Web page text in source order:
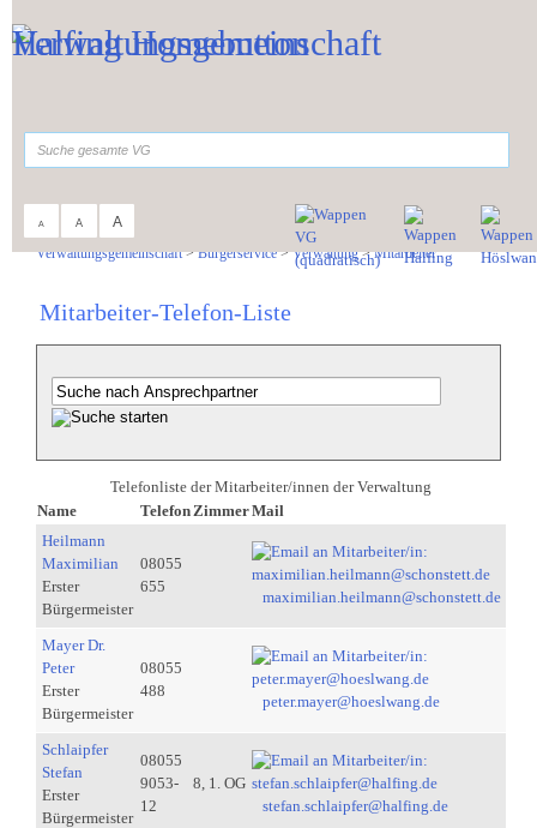
A A A
Verwaltungsgemeinschaft>Bürgerservice>Verwaltung>Mitarbeiter
Mitarbeiter-Telefon-Liste
Telefonliste der Mitarbeiter/innen der Verwaltung
Name
Telefon ZimmerMail
Heilmann
Maximilian
Erster
Bürgermeister
08055
655
maximilian.heilmann@schonstett.de
Mayer Dr.
Peter
Erster
Bürgermeister
08055
488
peter.mayer@hoeslwang.de
Schlaipfer
Stefan
Erster
Bürgermeister
08055
9053-
12
8, 1. OG
stefan.schlaipfer@halfing.de